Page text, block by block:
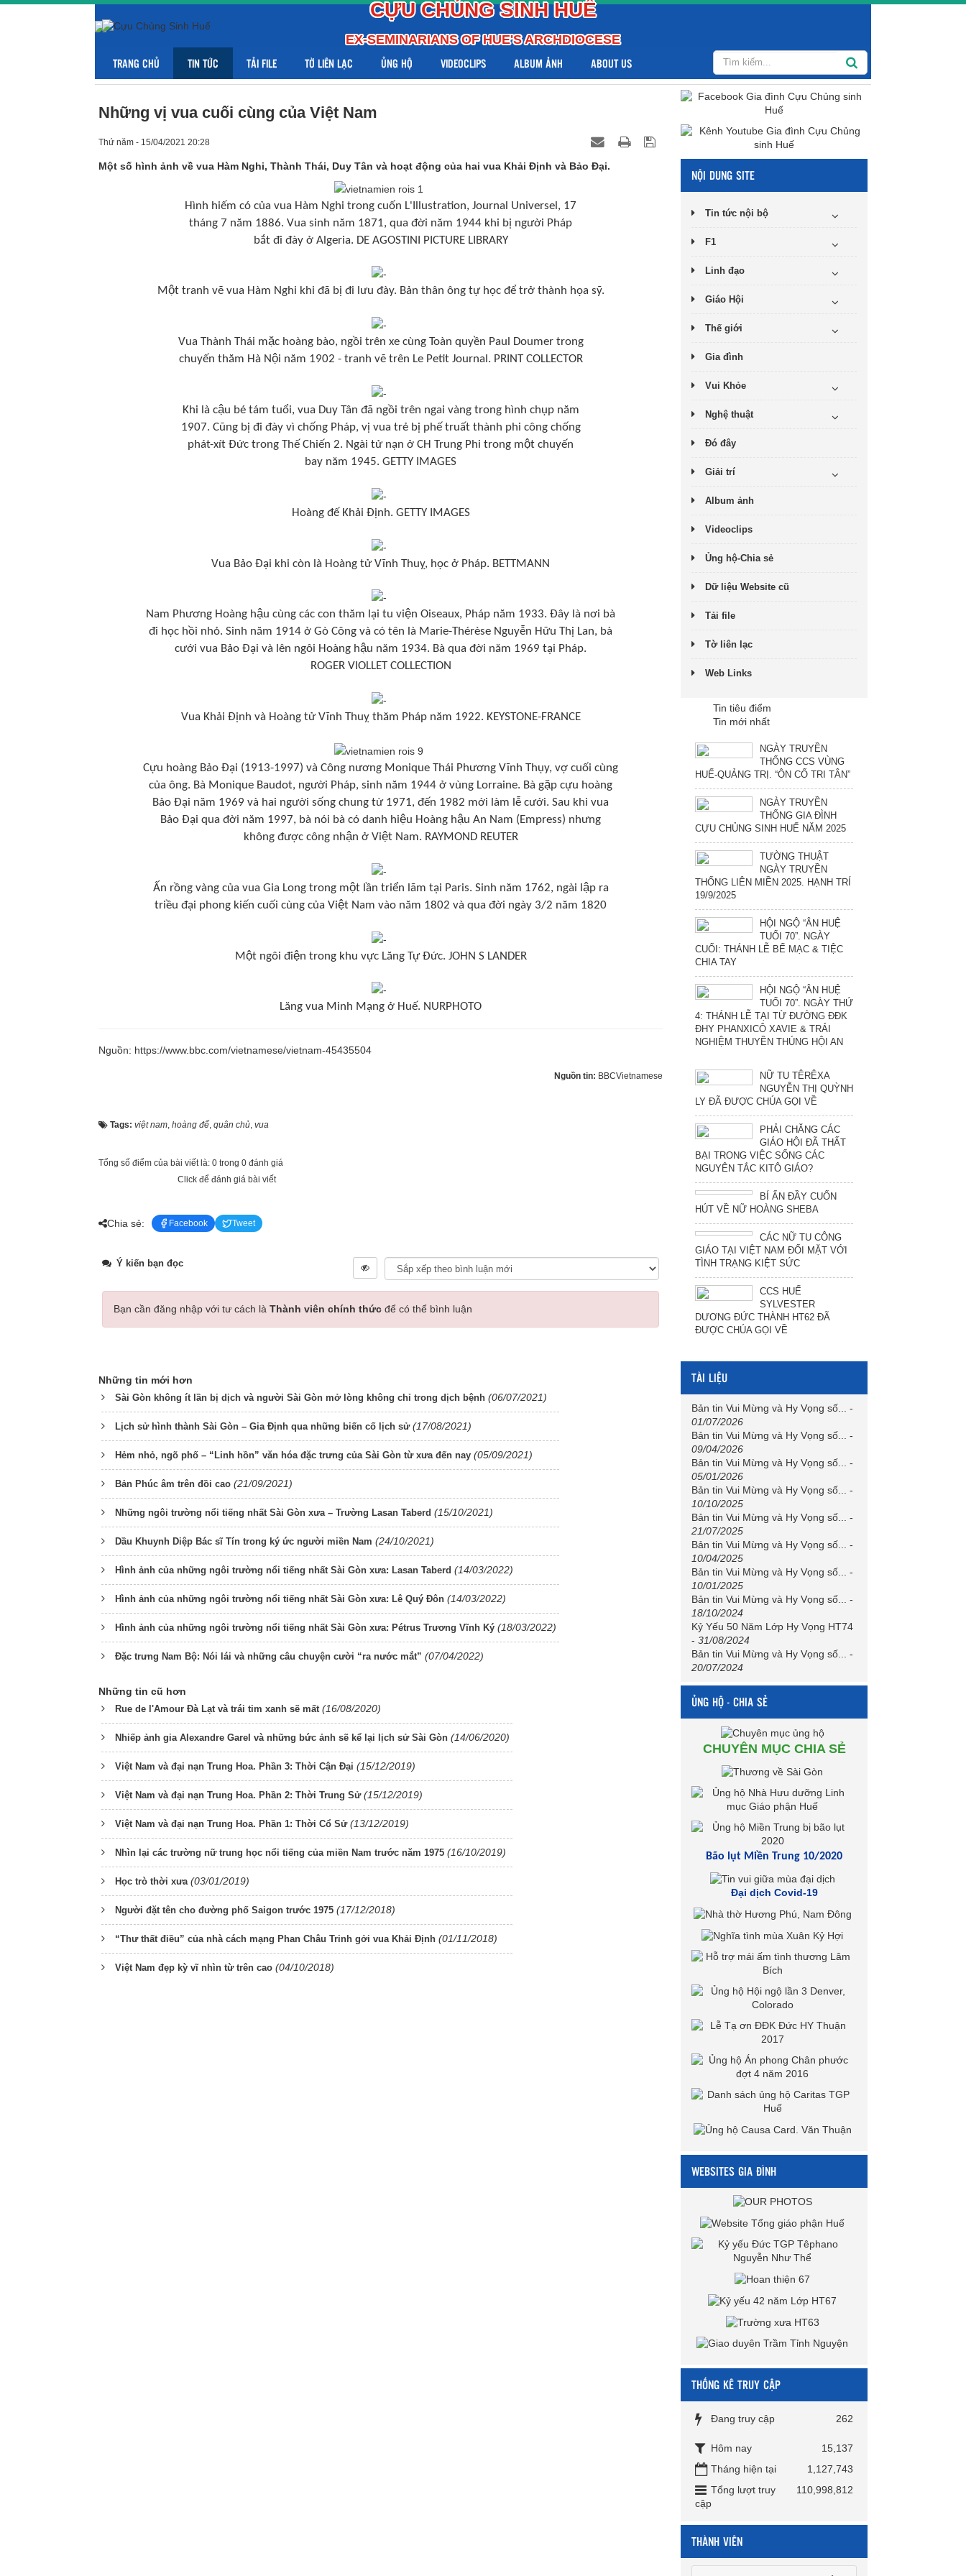
CỰU CHỦNG SINH HUẾ
EX-SEMINARIANS OF HUE'S ARCHDIOCESE
TRANG CHỦ TIN TỨC TẢI FILE TỜ LIÊN LẠC ỦNG HỘ VIDEOCLIPS ALBUM ẢNH ABOUT US
Những vị vua cuối cùng của Việt Nam
Thứ năm - 15/04/2021 20:28
Một số hình ảnh về vua Hàm Nghi, Thành Thái, Duy Tân và hoạt động của hai vua Khải Định và Bảo Đại.
Hình hiếm có của vua Hàm Nghi trong cuốn L'Illustration, Journal Universel, 17
tháng 7 năm 1886. Vua sinh năm 1871, qua đời năm 1944 khi bị người Pháp
bắt đi đày ở Algeria. DE AGOSTINI PICTURE LIBRARY
Một tranh vẽ vua Hàm Nghi khi đã bị đi lưu đày. Bản thân ông tự học để trở thành họa sỹ.
Vua Thành Thái mặc hoàng bào, ngồi trên xe cùng Toàn quyền Paul Doumer trong
chuyến thăm Hà Nội năm 1902 - tranh vẽ trên Le Petit Journal. PRINT COLLECTOR
Khi là cậu bé tám tuổi, vua Duy Tân đã ngồi trên ngai vàng trong hình chụp năm
1907. Cũng bị đi đày vì chống Pháp, vị vua trẻ bị phế truất thành phi công chống
phát-xít Đức trong Thế Chiến 2. Ngài tử nạn ở CH Trung Phi trong một chuyến
bay năm 1945. GETTY IMAGES
Hoàng đế Khải Định. GETTY IMAGES
Vua Bảo Đại khi còn là Hoàng tử Vĩnh Thuỵ, học ở Pháp. BETTMANN
Nam Phương Hoàng hậu cùng các con thăm lại tu viện Oiseaux, Pháp năm 1933. Đây là nơi bà
đi học hồi nhỏ. Sinh năm 1914 ở Gò Công và có tên là Marie-Thérèse Nguyễn Hữu Thị Lan, bà
cưới vua Bảo Đại và lên ngôi Hoàng hậu năm 1934. Bà qua đời năm 1969 tại Pháp.
ROGER VIOLLET COLLECTION
Vua Khải Định và Hoàng tử Vĩnh Thuỵ thăm Pháp năm 1922. KEYSTONE-FRANCE
Cựu hoàng Bảo Đại (1913-1997) và Công nương Monique Thái Phương Vĩnh Thụy, vợ cuối cùng
của ông. Bà Monique Baudot, người Pháp, sinh năm 1944 ở vùng Lorraine. Bà gặp cựu hoàng
Bảo Đại năm 1969 và hai người sống chung từ 1971, đến 1982 mới làm lễ cưới. Sau khi vua
Bảo Đại qua đời năm 1997, bà nói bà có danh hiệu Hoàng hậu An Nam (Empress) nhưng
không được công nhận ở Việt Nam. RAYMOND REUTER
Ấn rồng vàng của vua Gia Long trong một lần triển lãm tại Paris. Sinh năm 1762, ngài lập ra
triều đại phong kiến cuối cùng của Việt Nam vào năm 1802 và qua đời ngày 3/2 năm 1820
Một ngôi điện trong khu vực Lăng Tự Đức. JOHN S LANDER
Lăng vua Minh Mạng ở Huế. NURPHOTO
Nguồn: https://www.bbc.com/vietnamese/vietnam-45435504
Nguồn tin: BBCVietnamese
Tags: việt nam, hoàng đế, quân chủ, vua
Tổng số điểm của bài viết là: 0 trong 0 đánh giá
Click để đánh giá bài viết
Chia sẻ: Facebook Tweet
Ý kiến bạn đọc
Bạn cần đăng nhập với tư cách là Thành viên chính thức để có thể bình luận
Những tin mới hơn
Sài Gòn không ít lần bị dịch và người Sài Gòn mở lòng không chỉ trong dịch bệnh (06/07/2021)
Lịch sử hình thành Sài Gòn – Gia Định qua những biến cố lịch sử (17/08/2021)
Hẻm nhỏ, ngõ phố – “Linh hồn” văn hóa đặc trưng của Sài Gòn từ xưa đến nay (05/09/2021)
Bản Phúc âm trên đồi cao (21/09/2021)
Những ngôi trường nổi tiếng nhất Sài Gòn xưa – Trường Lasan Taberd (15/10/2021)
Dầu Khuynh Diệp Bác sĩ Tín trong ký ức người miền Nam (24/10/2021)
Hình ảnh của những ngôi trường nổi tiếng nhất Sài Gòn xưa: Lasan Taberd (14/03/2022)
Hình ảnh của những ngôi trường nổi tiếng nhất Sài Gòn xưa: Lê Quý Đôn (14/03/2022)
Hình ảnh của những ngôi trường nổi tiếng nhất Sài Gòn xưa: Pétrus Trương Vĩnh Ký (18/03/2022)
Đặc trưng Nam Bộ: Nói lái và những câu chuyện cười “ra nước mắt” (07/04/2022)
Những tin cũ hơn
Rue de l'Amour Đà Lạt và trái tim xanh sẽ mất (16/08/2020)
Nhiếp ảnh gia Alexandre Garel và những bức ảnh sẽ kể lại lịch sử Sài Gòn (14/06/2020)
Việt Nam và đại nạn Trung Hoa. Phần 3: Thời Cận Đại (15/12/2019)
Việt Nam và đại nạn Trung Hoa. Phần 2: Thời Trung Sử (15/12/2019)
Việt Nam và đại nạn Trung Hoa. Phần 1: Thời Cổ Sử (13/12/2019)
Nhìn lại các trường nữ trung học nổi tiếng của miền Nam trước năm 1975 (16/10/2019)
Học trò thời xưa (03/01/2019)
Người đặt tên cho đường phố Saigon trước 1975 (17/12/2018)
“Thư thất điều” của nhà cách mạng Phan Châu Trinh gởi vua Khải Định (01/11/2018)
Việt Nam đẹp kỳ vĩ nhìn từ trên cao (04/10/2018)
NỘI DUNG SITE
Tin tức nội bộ
F1
Linh đạo
Giáo Hội
Thế giới
Gia đình
Vui Khỏe
Nghệ thuật
Đó đây
Giải trí
Album ảnh
Videoclips
Ủng hộ-Chia sẻ
Dữ liệu Website cũ
Tải file
Tờ liên lạc
Web Links
Tin tiêu điểm
Tin mới nhất
NGÀY TRUYỀN
THỐNG CCS VÙNG
HUẾ-QUẢNG TRỊ. “ÔN CỐ TRI TÂN”
NGÀY TRUYỀN
THỐNG GIA ĐÌNH
CỰU CHỦNG SINH HUẾ NĂM 2025
TƯỜNG THUẬT
NGÀY TRUYỀN
THỐNG LIÊN MIỀN 2025. HẠNH TRÍ
19/9/2025
HỘI NGỘ “ÂN HUỆ
TUỔI 70”. NGÀY
CUỐI: THÁNH LỄ BẾ MẠC & TIỆC
CHIA TAY
HỘI NGỘ “ÂN HUỆ
TUỔI 70”. NGÀY THỨ
4: THÁNH LỄ TẠI TỪ ĐƯỜNG ĐĐK
ĐHY PHANXICÔ XAVIE & TRẢI
NGHIỆM THUYỀN THÚNG HỘI AN
NỮ TU TÊRÊXA
NGUYỄN THỊ QUỲNH
LY ĐÃ ĐƯỢC CHÚA GỌI VỀ
PHẢI CHĂNG CÁC
GIÁO HỘI ĐÃ THẤT
BẠI TRONG VIỆC SỐNG CÁC
NGUYÊN TẮC KITÔ GIÁO?
BÍ ẨN ĐẦY CUỐN
HÚT VỀ NỮ HOÀNG SHEBA
CÁC NỮ TU CÔNG
GIÁO TẠI VIỆT NAM ĐỐI MẶT VỚI
TÌNH TRẠNG KIỆT SỨC
CCS HUẾ
SYLVESTER
DƯƠNG ĐỨC THÀNH HT62 ĐÃ
ĐƯỢC CHÚA GỌI VỀ
TÀI LIỆU
Bản tin Vui Mừng và Hy Vọng số...
-
01/07/2026
Bản tin Vui Mừng và Hy Vọng số...
-
09/04/2026
Bản tin Vui Mừng và Hy Vọng số...
-
05/01/2026
Bản tin Vui Mừng và Hy Vọng số...
-
10/10/2025
Bản tin Vui Mừng và Hy Vọng số...
-
21/07/2025
Bản tin Vui Mừng và Hy Vọng số...
-
10/04/2025
Bản tin Vui Mừng và Hy Vọng số...
-
10/01/2025
Bản tin Vui Mừng và Hy Vọng số...
-
18/10/2024
Kỷ Yếu 50 Năm Lớp Hy Vọng HT74
- 31/08/2024
Bản tin Vui Mừng và Hy Vọng số...
-
20/07/2024
ỦNG HỘ - CHIA SẺ
CHUYÊN MỤC CHIA SẺ
Bão lụt Miền Trung 10/2020
Đại dịch Covid-19
WEBSITES GIA ĐÌNH
THỐNG KÊ TRUY CẬP
Đang truy cập 262
Hôm nay
15,137
Tháng hiện tại
1,127,743
Tổng lượt truy
cập
110,998,812
THÀNH VIÊN